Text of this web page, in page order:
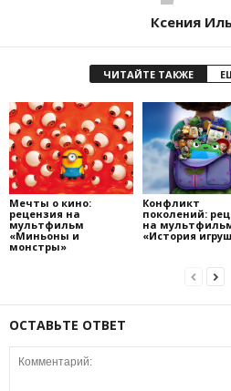
Ксения
ЧИТАЙТЕ ТАКЖЕ
Мечты о кино:
рецензия на
мультфильм
«Миньоны и
монстры»
Конфликт
поколений:
на
«История
ОСТАВЬТЕ ОТВЕТ